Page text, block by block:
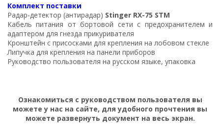
Комплект поставки
Радар-детектор (антирадар) Stinger RX-75 STM
Кабель питания от бортовой сети с предохранителем и
адаптером для гнезда прикуривателя
Кронштейн с присосками для крепления на лобовом стекле
Липучка для крепления на панели приборов
Руководство пользователя на русском языке, упаковка
Ознакомиться с руководством пользователя вы
можете у нас на сайте, для удобного прочтения вы
можете развернуть документ на весь экран.